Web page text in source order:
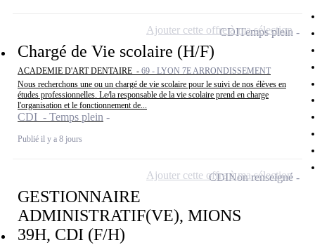
Chargé de Vie scolaire (H/F)
ACADEMIE D'ART DENTAIRE - 69 - LYON 7E ARRONDISSEMENT
Nous recherchons une ou un chargé de vie scolaire pour le suivi de nos élèves en
études professionnelles. Le/la responsable de la vie scolaire prend en charge
l'organisation et le fonctionnement de...
CDI - Temps plein
Publié il y a 8 jours
CDITemps plein
Ajouter cette offre à ma sélection
GESTIONNAIRE
ADMINISTRATIF(VE), MIONS
39H, CDI (F/H)
CDINon renseigné
Ajouter cette offre à ma sélection